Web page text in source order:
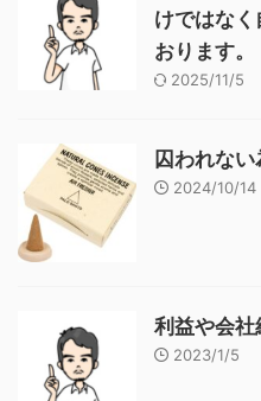
けではな
おります。
2025/11/5
囚われない
2024/10/14
利益や会社
2023/1/5